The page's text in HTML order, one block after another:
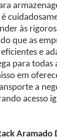
às
que as
e
para todas
em
a
acesso
Aramado